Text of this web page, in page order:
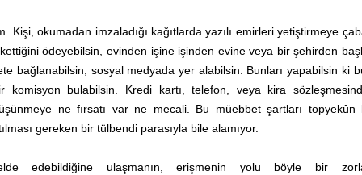
okumadan imzaladığı kağıtlarda yazılı emirleri yetiştirmeye
ödeyebilsin, evinden işine işinden evine veya bir şehirden
bağlanabilsin, sosyal medyada yer alabilsin. Bunları yapabilsin ki
bulabilsin. Kredi kartı, telefon, veya kira
ne fırsatı var ne mecali. Bu müebbet şartları topyekûn
gereken bir tülbendi parasıyla bile alamıyor.
edebildiğine ulaşmanın, erişmenin yolu böyle bir